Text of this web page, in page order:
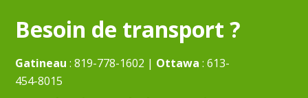
Besoin de transport ?
Gatineau:819-778-1602 | Ottawa:613-
454-8015